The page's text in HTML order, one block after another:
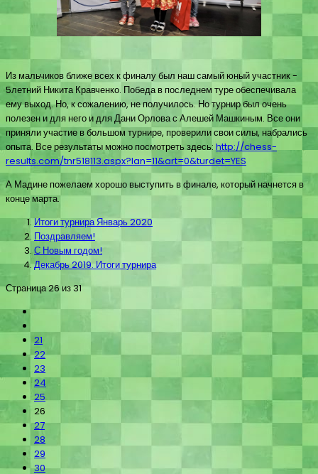
Из мальчиков ближе всех к финалу был наш самый юный участник -
5летний Никита Кравченко. Победа в последнем туре обеспечивала
ему выход. Но, к сожалению, не получилось. Но турнир был очень
полезен и для него и для Дани Орлова с Алешей Машкиным. Все они
приняли участие в большом турнире, проверили свои силы, набрались
опыта. Все результаты можно посмотреть здесь: http://chess-
results.com/tnr518113.aspx?lan=11&art=0&turdet=YES
А Мадине пожелаем хорошо выступить в финале, который начнется в
конце марта.
Итоги турнира Январь 2020
Поздравляем!
С Новым годом!
Декабрь 2019. Итоги турнира
Страница 26 из 31
21
22
23
24
25
26
27
28
29
30